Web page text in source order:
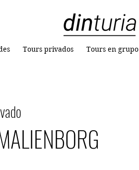
Tours privados Tours en grupo